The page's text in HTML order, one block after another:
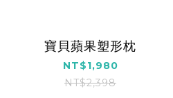
寶貝蘋果塑形枕
NT$1,980
NT$2,398